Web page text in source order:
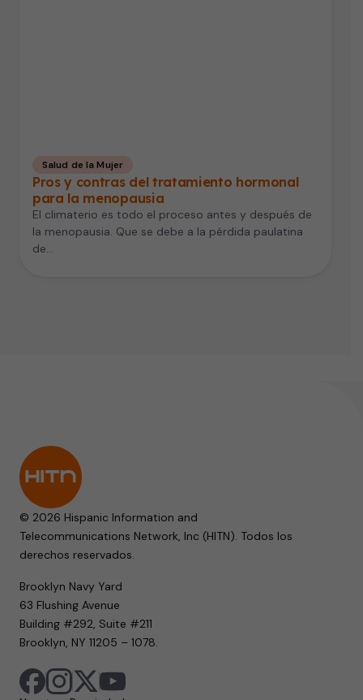
Salud de la Mujer
Pros y contras del tratamiento hormonal
para la menopausia
El climaterio es todo el proceso antes y después de
la menopausia. Que se debe a la pérdida paulatina
de…
© 2026 Hispanic Information and
Telecommunications Network, Inc (HITN). Todos los
derechos reservados.
Brooklyn Navy Yard
63 Flushing Avenue
Building #292, Suite #211
Brooklyn, NY 11205 – 1078.